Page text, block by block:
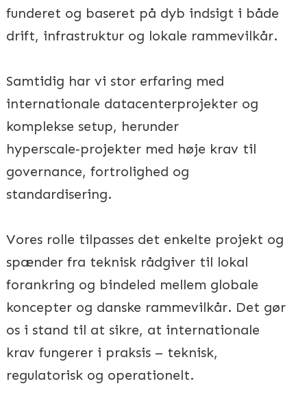
funderet og baseret på dyb indsigt i både
drift, infrastruktur og lokale rammevilkår.
Samtidig har vi stor erfaring med
internationale datacenterprojekter og
komplekse setup, herunder
hyperscale‑projekter med høje krav til
governance, fortrolighed og
standardisering.
Vores rolle tilpasses det enkelte projekt og
spænder fra teknisk rådgiver til lokal
forankring og bindeled mellem globale
koncepter og danske rammevilkår. Det gør
os i stand til at sikre, at internationale
krav fungerer i praksis – teknisk,
regulatorisk og operationelt.